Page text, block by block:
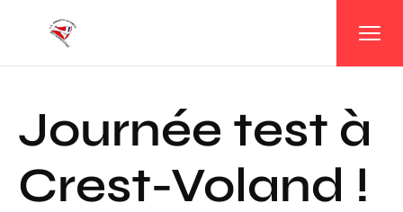
Journée test à
Crest-Voland !